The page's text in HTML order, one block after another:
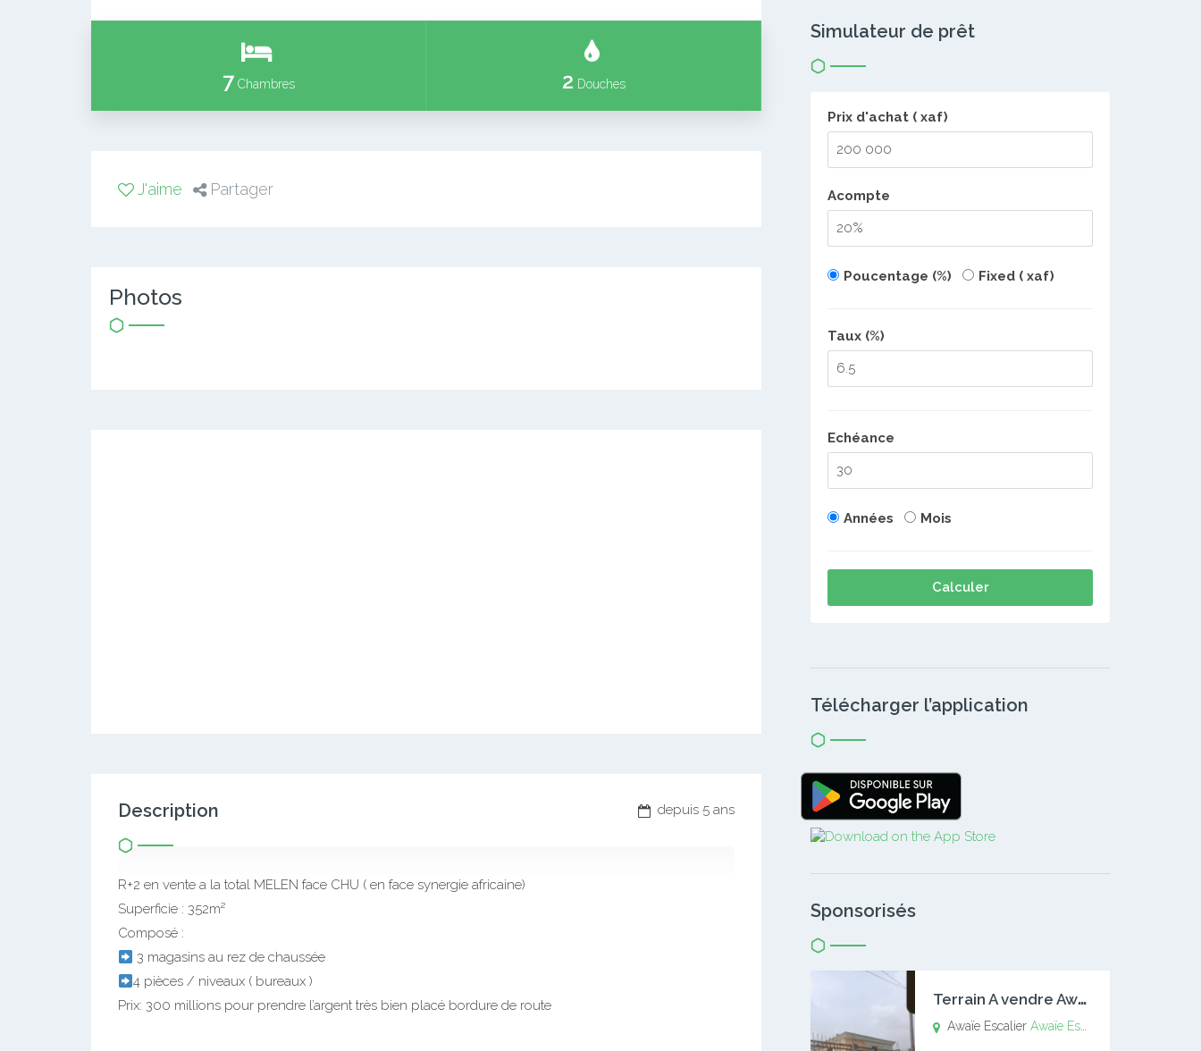
7 Chambres 2 Douches
J'aime Partager
Photos
depuis 5 ans
Description
R+2 en vente a la total MELEN face CHU ( en face synergie africaine)
Superficie : 352m²
Composé :
3 magasins au rez de chaussée
4 pièces / niveaux ( bureaux )
Prix: 300 millions pour prendre l’argent très bien placé bordure de route
Simulateur de prêt
Prix d'achat ( xaf)
Acompte
Poucentage (%) Fixed ( xaf)
Taux (%)
Echéance
Années Mois
Calculer
Télécharger l’application
Sponsorisés
T
errain A vendre Awaïe Escalier
Awaïe EscalierAwaïe Escalier